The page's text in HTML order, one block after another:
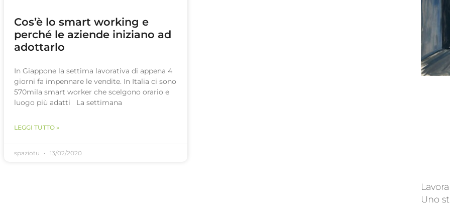
Cos’è lo smart working e
perché le aziende iniziano ad
adottarlo
In Giappone la settima lavorativa di appena 4
giorni fa impennare le vendite. In Italia ci sono
570mila smart worker che scelgono orario e
luogo più adatti La settimana
LEGGI TUTTO »
spaziotu 13/02/2020
Uno